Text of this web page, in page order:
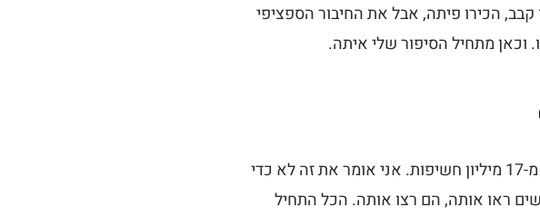
הכירו פיתה, אבל את החיבור הספציפי
וכאן מתחיל הסיפור שלי איתה.
יצרתי את המתכון הוויראלי הראשון לעראייס בישראל, וזה הגיע ליותר מ-17 מיליון חשיפות. אני אומר את זה לא כדי
ראו אותה, הם רצו אותה. הכל התחיל